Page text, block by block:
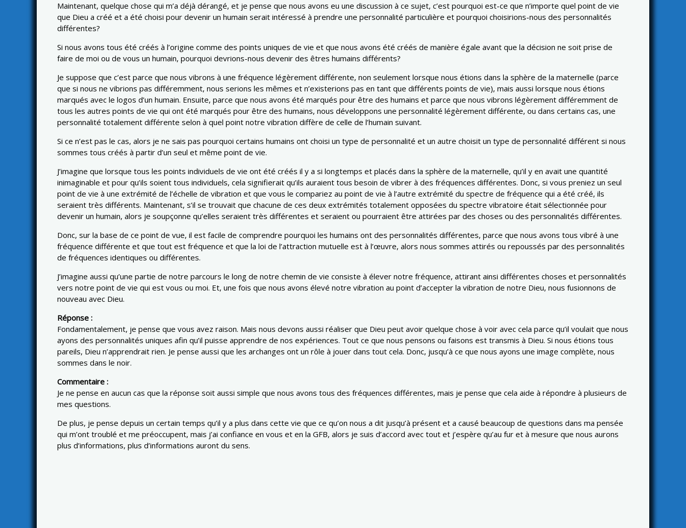
Maintenant, quelque chose qui m’a déjà dérangé, et je pense que nous avons eu une discussion à ce sujet, c’est pourquoi est-ce que n’importe quel point de vie
que Dieu a créé et a été choisi pour devenir un humain serait intéressé à prendre une personnalité particulière et pourquoi choisirions-nous des personnalités
différentes?
Si nous avons tous été créés à l’origine comme des points uniques de vie et que nous avons été créés de manière égale avant que la décision ne soit prise de
faire de moi ou de vous un humain, pourquoi devrions-nous devenir des êtres humains différents?
Je suppose que c’est parce que nous vibrons à une fréquence légèrement différente, non seulement lorsque nous étions dans la sphère de la maternelle (parce
que si nous ne vibrions pas différemment, nous serions les mêmes et n’existerions pas en tant que différents points de vie), mais aussi lorsque nous étions
marqués avec le logos d’un humain. Ensuite, parce que nous avons été marqués pour être des humains et parce que nous vibrons légèrement différemment de
tous les autres points de vie qui ont été marqués pour être des humains, nous développons une personnalité légèrement différente, ou dans certains cas, une
personnalité totalement différente selon à quel point notre vibration diffère de celle de l’humain suivant.
Si ce n’est pas le cas, alors je ne sais pas pourquoi certains humains ont choisi un type de personnalité et un autre choisit un type de personnalité différent si nous
sommes tous créés à partir d’un seul et même point de vie.
J’imagine que lorsque tous les points individuels de vie ont été créés il y a si longtemps et placés dans la sphère de la maternelle, qu’il y en avait une quantité
inimaginable et pour qu’ils soient tous individuels, cela signifierait qu’ils auraient tous besoin de vibrer à des fréquences différentes. Donc, si vous preniez un seul
point de vie à une extrémité de l’échelle de vibration et que vous le compariez au point de vie à l’autre extrémité du spectre de fréquence qui a été créé, ils
seraient très différents. Maintenant, s’il se trouvait que chacune de ces deux extrémités totalement opposées du spectre vibratoire était sélectionnée pour
devenir un humain, alors je soupçonne qu’elles seraient très différentes et seraient ou pourraient être attirées par des choses ou des personnalités différentes.
Donc, sur la base de ce point de vue, il est facile de comprendre pourquoi les humains ont des personnalités différentes, parce que nous avons tous vibré à une
fréquence différente et que tout est fréquence et que la loi de l’attraction mutuelle est à l’œuvre, alors nous sommes attirés ou repoussés par des personnalités
de fréquences identiques ou différentes.
J’imagine aussi qu’une partie de notre parcours le long de notre chemin de vie consiste à élever notre fréquence, attirant ainsi différentes choses et personnalités
vers notre point de vie qui est vous ou moi. Et, une fois que nous avons élevé notre vibration au point d’accepter la vibration de notre Dieu, nous fusionnons de
nouveau avec Dieu.
Réponse :
Fondamentalement, je pense que vous avez raison. Mais nous devons aussi réaliser que Dieu peut avoir quelque chose à voir avec cela parce qu’il voulait que nous
ayons des personnalités uniques afin qu’il puisse apprendre de nos expériences. Tout ce que nous pensons ou faisons est transmis à Dieu. Si nous étions tous
pareils, Dieu n’apprendrait rien. Je pense aussi que les archanges ont un rôle à jouer dans tout cela. Donc, jusqu’à ce que nous ayons une image complète, nous
sommes dans le noir.
Commentaire :
Je ne pense en aucun cas que la réponse soit aussi simple que nous avons tous des fréquences différentes, mais je pense que cela aide à répondre à plusieurs de
mes questions.
De plus, je pense depuis un certain temps qu’il y a plus dans cette vie que ce qu’on nous a dit jusqu’à présent et a causé beaucoup de questions dans ma pensée
qui m’ont troublé et me préoccupent, mais j’ai confiance en vous et en la GFB, alors je suis d’accord avec tout et j’espère qu’au fur et à mesure que nous aurons
plus d’informations, plus d’informations auront du sens.